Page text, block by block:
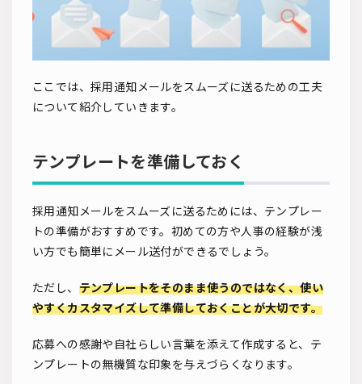
ここでは、採用通知メールをスムーズに送るための工夫
について紹介していきます。
テンプレートを準備しておく
採用通知メールをスムーズに送るためには、テンプレー
トの準備がおすすめです。初めての方や人事の経験が浅
い方でも簡単にメール送付ができるでしょう。
ただし、 テンプレートをそのまま使うのではなく、使い
やすくカスタマイズして準備しておくことが大切です。
応募への感謝や自社らしい言葉を添えて作成すると、テ
ンプレートの無機質な印象を与えづらくなります。